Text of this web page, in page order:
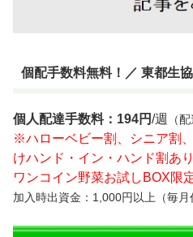
個配手数料無料！／ 東都生
個人配達手数料：194円/週 （
※ハローベビー割、シニア割
けハンド・イン・ハンド割あり
ワンコイン野菜お試しBOX限
加入時出資金：1,000円以上（毎月